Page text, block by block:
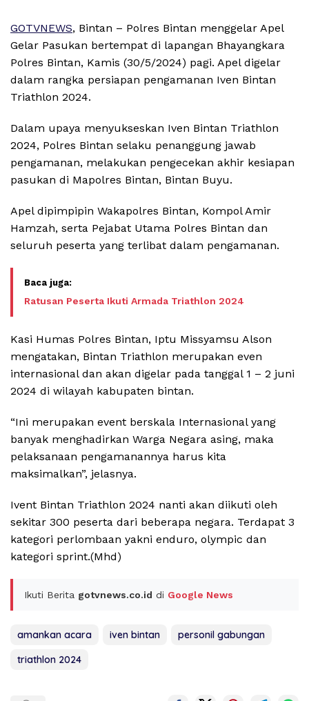
GOTVNEWS, Bintan – Polres Bintan menggelar Apel
Gelar Pasukan bertempat di lapangan Bhayangkara
Polres Bintan, Kamis (30/5/2024) pagi. Apel digelar
dalam rangka persiapan pengamanan Iven Bintan
Triathlon 2024.
Dalam upaya menyukseskan Iven Bintan Triathlon
2024, Polres Bintan selaku penanggung jawab
pengamanan, melakukan pengecekan akhir kesiapan
pasukan di Mapolres Bintan, Bintan Buyu.
Apel dipimpipin Wakapolres Bintan, Kompol Amir
Hamzah, serta Pejabat Utama Polres Bintan dan
seluruh peserta yang terlibat dalam pengamanan.
Ratusan Peserta Ikuti Armada Triathlon 2024
Kasi Humas Polres Bintan, Iptu Missyamsu Alson
mengatakan, Bintan Triathlon merupakan even
internasional dan akan digelar pada tanggal 1 – 2 juni
2024 di wilayah kabupaten bintan.
“Ini merupakan event berskala Internasional yang
banyak menghadirkan Warga Negara asing, maka
pelaksanaan pengamanannya harus kita
maksimalkan”, jelasnya.
Ivent Bintan Triathlon 2024 nanti akan diikuti oleh
sekitar 300 peserta dari beberapa negara. Terdapat 3
kategori perlombaan yakni enduro, olympic dan
kategori sprint.(Mhd)
Ikuti Berita gotvnews.co.id di Google News
amankan acara iven bintan
personil gabungan
triathlon 2024